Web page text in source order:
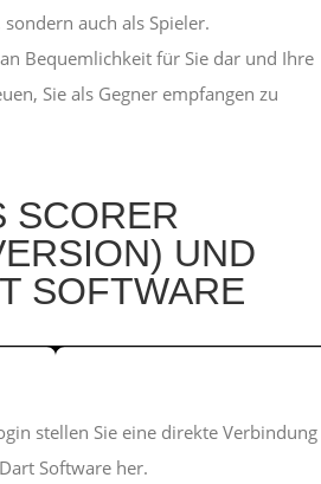
auch als Spieler.
Bequemlichkeit für Sie dar und Ihre
Sie als Gegner empfangen zu
SCORER
UND
SOFTWARE
stellen Sie eine direkte Verbindung
Software her.